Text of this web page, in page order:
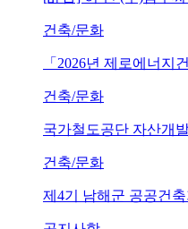
건축/문화
「2026년 제로에너지
건축/문화
국가철도공단 자산개
건축/문화
제4기 남해군 공공건